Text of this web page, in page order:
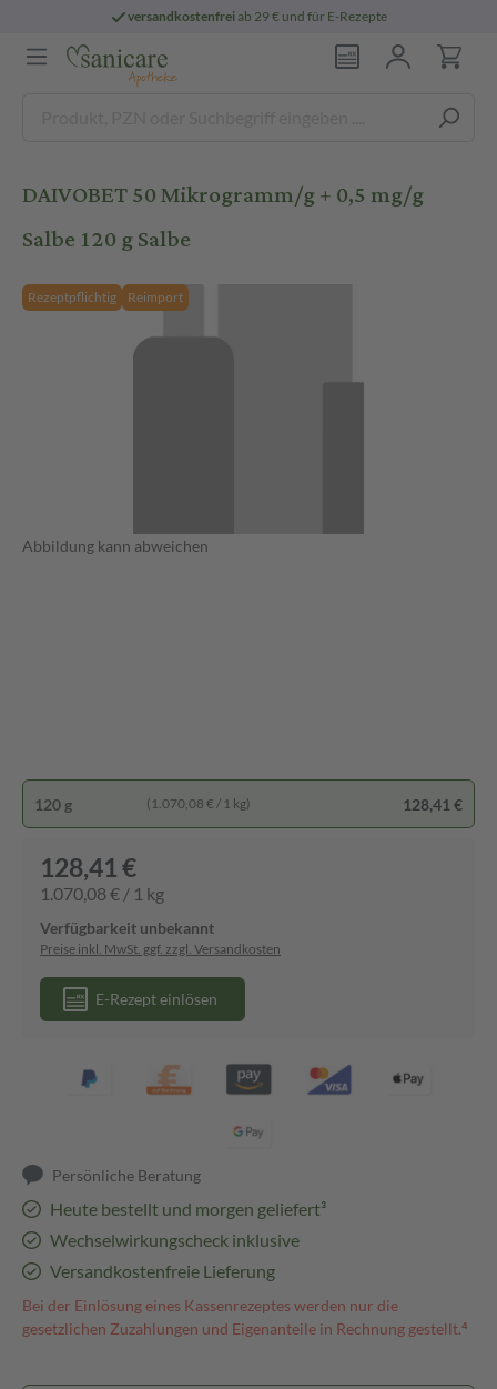
versandkostenfreiab 29 € und für E-Rezepte
DAIVOBET 50 Mikrogramm/g + 0,5 mg/g
Salbe 120 g Salbe
Rezeptpflichtig Reimport
Abbildung kann abweichen
120 g (1.070,08 € / 1 kg) 128,41 €
128,41 €
1.070,08 € / 1 kg
Verfügbarkeit unbekannt
Preise inkl. MwSt. ggf. zzgl. Versandkosten
E-Rezept einlösen
Persönliche Beratung
Heute bestellt und morgen geliefert³
Wechselwirkungscheck inklusive
Versandkostenfreie Lieferung
Bei der Einlösung eines Kassenrezeptes werden nur die
gesetzlichen Zuzahlungen und Eigenanteile in Rechnung gestellt.⁴